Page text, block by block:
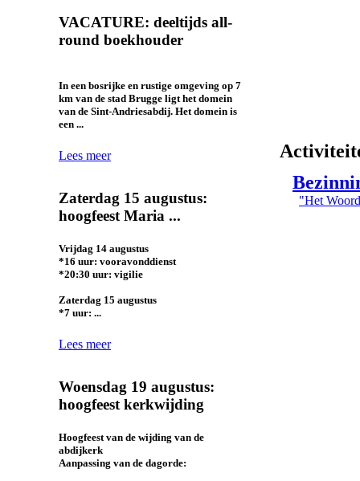
VACATURE: deeltijds all-
round boekhouder
In een bosrijke en rustige omgeving op 7
km van de stad Brugge ligt het domein
van de Sint-Andriesabdij. Het domein is
een ...
Lees meer
Zaterdag 15 augustus:
hoogfeest Maria ...
Vrijdag 14 augustus
*16 uur: vooravonddienst
*20:30 uur: vigilie
Zaterdag 15 augustus
*7 uur: ...
Lees meer
Woensdag 19 augustus:
hoogfeest kerkwijding
Hoogfeest van de wijding van de
abdijkerk
Aanpassing van de dagorde:
"Het